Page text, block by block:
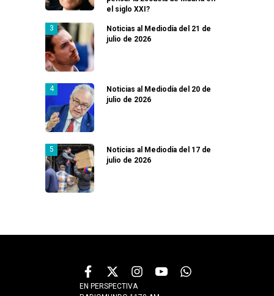
el siglo XXI?
Noticias al Mediodía del 21 de
julio de 2026
Noticias al Mediodía del 20 de
julio de 2026
Noticias al Mediodía del 17 de
julio de 2026
EN PERSPECTIVA